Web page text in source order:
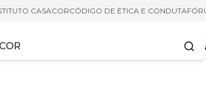
CASACORCÓDIGO DE ÉTICA E CONDUTA